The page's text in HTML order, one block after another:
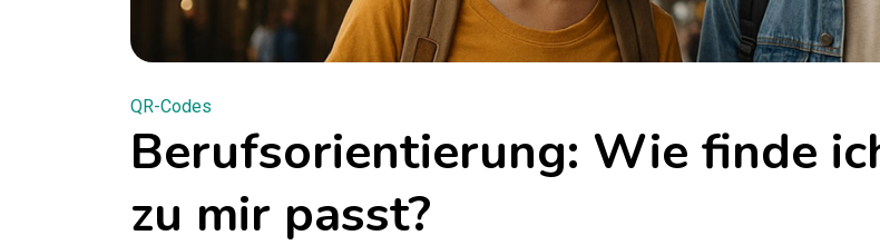
QR-Codes
Berufsorientierung: Wie finde
zu mir passt?